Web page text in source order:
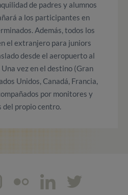
de padres y alumnos
a los participantes en
Además, todos los
el extranjero para juniors
desde el aeropuerto al
vez en el destino (Gran
Unidos, Canadá, Francia,
por monitores y
del propio centro.